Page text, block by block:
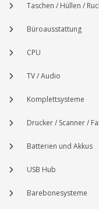
Taschen / Hüllen /
Büroausstattung
CPU
TV / Audio
Komplettsysteme
Drucker / Scanner /
Batterien und Akkus
USB Hub
Barebonesysteme